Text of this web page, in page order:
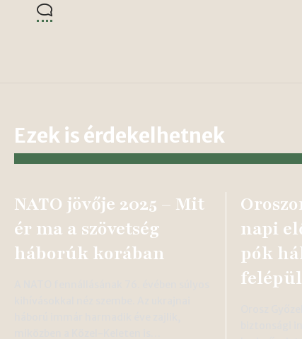
Ezek is érdekelhetnek
NATO jövője 2025 – Mit
ér ma a szövetség
háborúk korában
napi
pók